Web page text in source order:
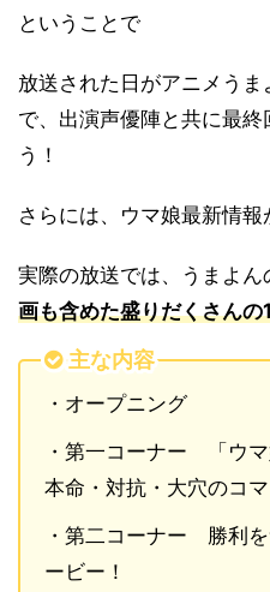
ということで
放送された日がアニメう
で、出演声優陣と共に最
う！
さらには、ウマ娘最新情
実際の放送では、うまよん
画も含めた盛りだくさんの
主な内容
・オープニング
・第一コーナー 「ウマ
本命・対抗・大穴のコマ
・第二コーナー 勝利
ービー！